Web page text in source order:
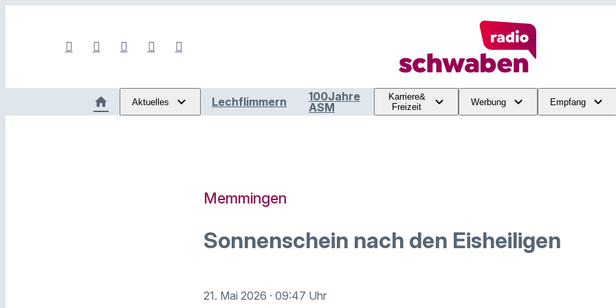
Aktuelles Lechflimmern
100Jahre
ASM
Karriere&
Freizeit
Werbung Empfang
Memmingen
Sonnenschein nach den Eisheiligen
21. Mai 2026 · 09:47 Uhr